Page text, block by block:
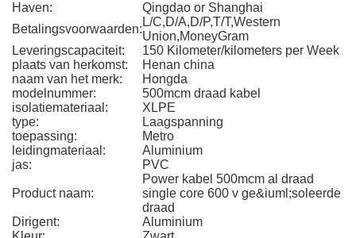
Haven:
Qingdao or Shanghai
Betalingsvoorwaarden:
L/C,D/A,D/P,T/T,Western
Union,MoneyGram
Leveringscapaciteit:
150 Kilometer/kilometers per Week
plaats van herkomst:
Henan china
naam van het merk:
Hongda
modelnummer:
500mcm draad kabel
isolatiemateriaal:
XLPE
type:
Laagspanning
toepassing:
Metro
leidingmateriaal:
Aluminium
jas:
PVC
Product naam:
Power kabel 500mcm al draad
single core 600 v ge&iuml;soleerde
draad
Dirigent:
Aluminium